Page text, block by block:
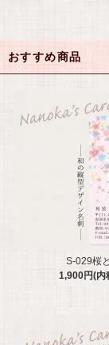
おすすめ商品
S-029桜
1,900円(内